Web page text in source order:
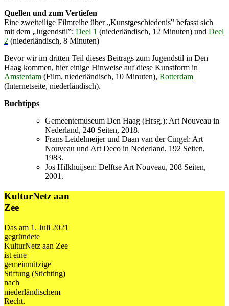
Quellen und zum Vertiefen
Eine zweiteilige Filmreihe über „Kunstgeschiedenis‟ befasst sich
mit dem „Jugendstil‟: Deel 1 (niederländisch, 12 Minuten) und Deel
2 (niederländisch, 8 Minuten)
Bevor wir im dritten Teil dieses Beitrags zum Jugendstil in Den
Haag kommen, hier einige Hinweise auf diese Kunstform in
Amsterdam (Film, niederländisch, 10 Minuten), Rotterdam
(Internetseite, niederländisch).
Buchtipps
Gemeentemuseum Den Haag (Hrsg.): Art Nouveau in
Nederland, 240 Seiten, 2018.
Frans Leidelmeijer und Daan van der Cingel: Art
Nouveau und Art Deco in Nederland, 192 Seiten,
1983.
Jos Hilkhuijsen: Delftse Art Nouveau, 208 Seiten,
2001.
KulturNetz aan
Zee
Das am 1. Juli 2021
gegründete
KulturNetz aan Zee
ist eine
gemeinnützige
Stiftung (Stichting)
nach
niederländischem
Recht.